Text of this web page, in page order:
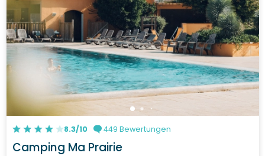
8.3/10 449 Bewertungen
Camping Ma Prairie